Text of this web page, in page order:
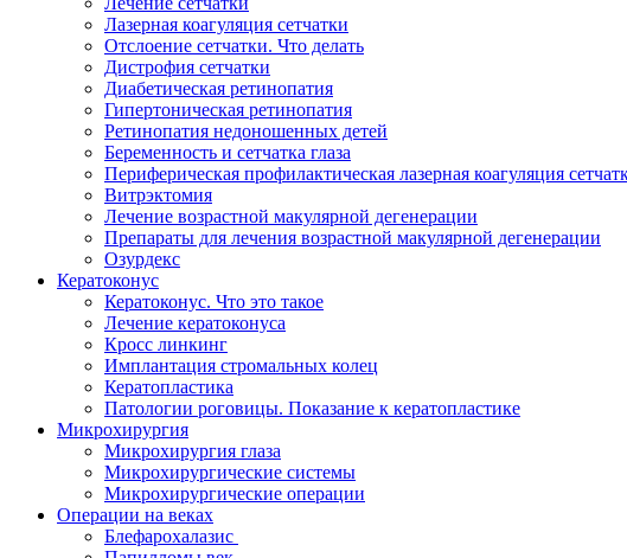
Лазерная коагуляция сетчатки
Отслоение сетчатки. Что делать
Дистрофия сетчатки
Диабетическая ретинопатия
Гипертоническая ретинопатия
Ретинопатия недоношенных детей
Беременность и сетчатка глаза
Периферическая профилактическая лазерная коагуляция
Витрэктомия
Лечение возрастной макулярной дегенерации
Препараты для лечения возрастной макулярной дегенерации
Озурдекс
Кератоконус
Кератоконус. Что это такое
Лечение кератоконуса
Кросс линкинг
Имплантация стромальных колец
Кератопластика
Патологии роговицы. Показание к кератопластике
Микрохирургия
Микрохирургия глаза
Микрохирургические системы
Микрохирургические операции
Операции на веках
Блефарохалазис